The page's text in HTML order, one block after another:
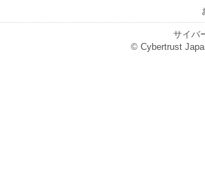
サイバ
© Cybertrust